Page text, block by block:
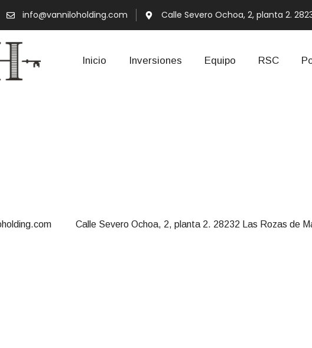
info@vanniloholding.com Calle Severo Ochoa, 2, planta 2.
Inicio Inversiones Equipo RSC
Calle Severo Ochoa, 2, planta 2. 28232 Las Rozas de